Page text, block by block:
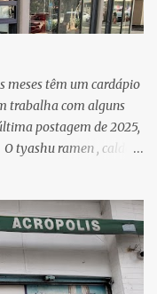
meses têm um cardápio
trabalha com alguns
postagem de 2025,
tyashu ramen , caldo
perfeito, mas peguei o
do macarrão é
8/10 O combo de
muito estilo nipo